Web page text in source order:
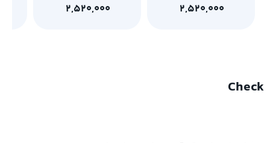
2,520,000
2,520,000
Check